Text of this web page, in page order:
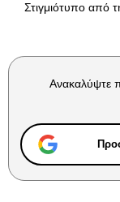
Στιγμιότυπο από
Ανακαλύψτε